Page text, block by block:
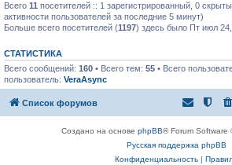
Всего 11 посетителей :: 1 зарегистрированный, 0
активности пользователей за последние 5 минут)
Больше всего посетителей (1197) здесь было Пт июл
СТАТИСТИКА
Всего сообщений: 160 • Всего тем: 55 • Всего
пользователь: VeraAsync
Список форумов
Создано на основе phpBB® Forum Software
Русская поддержка phpBB
Конфиденциальность|